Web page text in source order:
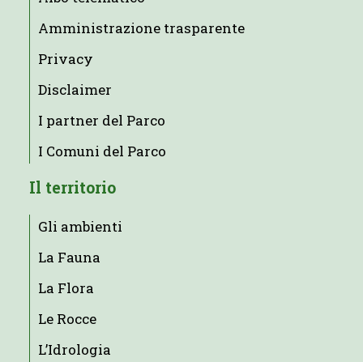
Amministrazione trasparente
Privacy
Disclaimer
I partner del Parco
I Comuni del Parco
Il territorio
Gli ambienti
La Fauna
La Flora
Le Rocce
L’Idrologia